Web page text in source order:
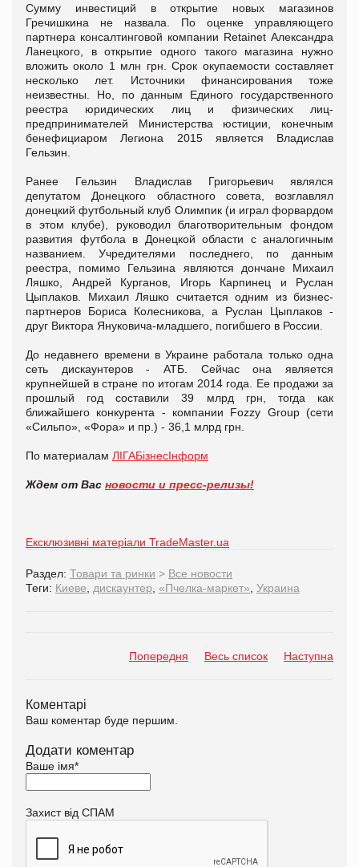
Сумму инвестиций в открытие новых магазинов
Гречишкина не назвала. По оценке управляющего
партнера консалтинговой компании Retainet Александра
Ланецкого, в открытие одного такого магазина нужно
вложить около 1 млн грн. Срок окупаемости составляет
несколько лет. Источники финансирования тоже
неизвестны. Но, по данным Единого государственного
реестра юридических лиц и физических лиц-
предпринимателей Министерства юстиции, конечным
бенефициаром Легиона 2015 является Владислав
Гельзин.
Ранее Гельзин Владислав Григорьевич являлся
депутатом Донецкого областного совета, возглавлял
донецкий футбольный клуб Олимпик (и играл форвардом
в этом клубе), руководил благотворительным фондом
развития футбола в Донецкой области с аналогичным
названием. Учредителями последнего, по данным
реестра, помимо Гельзина являются дончане Михаил
Ляшко, Андрей Курганов, Игорь Карпинец и Руслан
Цыплаков. Михаил Ляшко считается одним из бизнес-
партнеров Бориса Колесникова, а Руслан Цыплаков -
друг Виктора Януковича-младшего, погибшего в России.
До недавнего времени в Украине работала только одна
сеть дискаунтеров - АТБ. Сейчас она является
крупнейшей в стране по итогам 2014 года. Ее продажи за
прошлый год составили 39 млрд грн, тогда как
ближайшего конкурента - компании Fozzy Group (сети
«Сильпо», «Фора» и пр.) - 36,1 млрд грн.
По материалам ЛIГАБiзнесIнформ
Ждем от Вас новости и пресс-релизы!
Ексклюзивні матеріали TradeMaster.ua
Раздел: Товари та ринки > Все новости
Теги: Киеве дискаунтер «Пчелка-маркет» Украина
Попередня Весь список Наступна
Коментарі
Ваш коментар буде першим.
Додати коментар
Ваше імя*
Захист від СПАМ